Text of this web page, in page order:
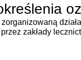
zakłady